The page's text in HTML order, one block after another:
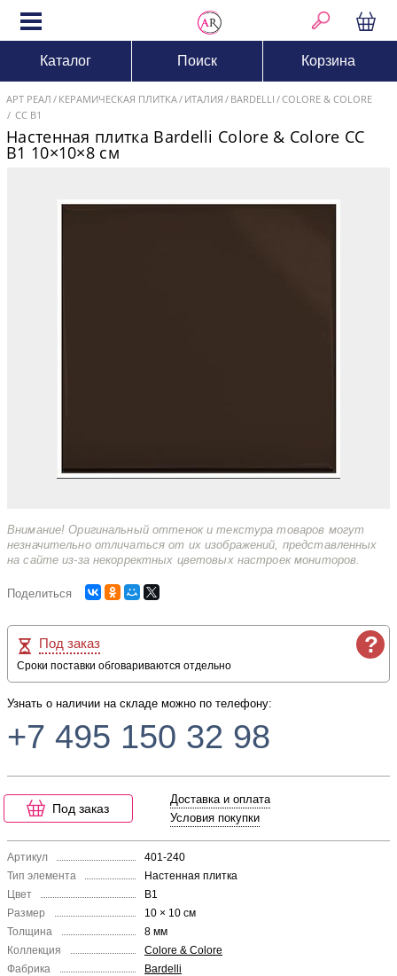
Каталог Поиск Корзина
АРТ РЕАЛ КЕРАМИЧЕСКАЯ ПЛИТКА ИТАЛИЯ BARDELLI COLORE & COLORE
CC B1
Настенная плитка Bardelli Colore & Colore CC
B1 10×10×8 см
Внимание! Оригинальный оттенок и текстура товаров могут
незначительно отличаться от их изображений, представленных
на сайте из-за некорректных цветовых настроек мониторов.
Поделиться
?
Под заказ
Сроки поставки обговариваются отдельно
Узнать о наличии на складе можно по телефону:
+7 495 150 32 98
Под заказ
Доставка и оплата
Условия покупки
Артикул
401-240
Тип элемента
Настенная плитка
Цвет
B1
Размер
10 × 10 см
Толщина
8 мм
Коллекция
Colore & Colore
Фабрика
Bardelli